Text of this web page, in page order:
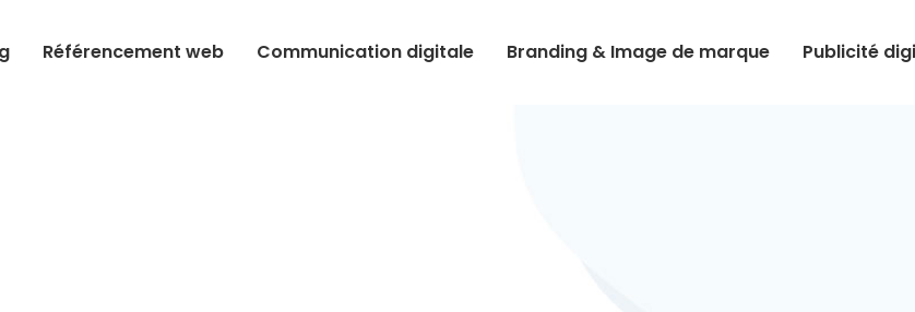
Référencement web Communication digitale Branding & Image de marque Publicité